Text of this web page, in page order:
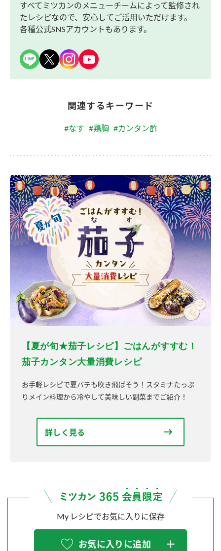
すべてミツカンのメニューチームによって監修され
たレシピなので、安心してご活用いただけます。
各種公式SNSアカウントもあります。
関連するキーワード
#なす #鶏胸 #カンタン酢
【夏が旬★茄子レシピ】ごはんがすすむ！
茄子カンタン大量消費レシピ
お手軽レシピで夏バテも吹き飛ばそう！スタミナたっぷ
りメイン料理から冷やして美味しい副菜までご紹介！
詳しく見る
My レシピでお気に入りに保存
お気に入りに追加